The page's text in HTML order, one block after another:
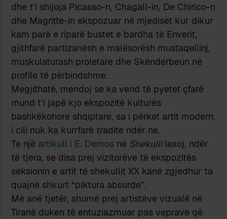
dhe t’i shijoja Picasso-n, Chagall-in, De Chirico-n
dhe Magritte-in ekspozuar në mjediset kur dikur
kam parë e riparë bustet e bardha të Enverit,
gjithfarë partizanësh e malësorësh mustaqellinj,
muskulaturash proletare dhe Skënderbeun në
profile të përbindshme.
Megjithatë, mendoj se ka vend të pyetet çfarë
mund t’i japë kjo ekspozitë kulturës
bashkëkohore shqiptare, sa i përket artit modern,
i cili nuk ka kurrfarë tradite ndër ne.
Te një artikull i E. Demos në Shekullilexoj, ndër
të tjera, se disa prej vizitorëve të ekspozitës
seksionin e artit të shekullit XX kanë zgjedhur ta
quajnë shkurt “piktura absurde”.
Më anë tjetër, shumë prej artistëve vizualë në
Tiranë duken të entuziazmuar pas veprave që